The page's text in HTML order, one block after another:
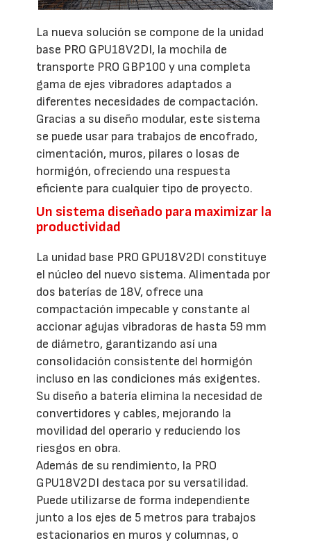
La nueva solución se compone de la unidad
base PRO GPU18V2DI, la mochila de
transporte PRO GBP100 y una completa
gama de ejes vibradores adaptados a
diferentes necesidades de compactación.
Gracias a su diseño modular, este sistema
se puede usar para trabajos de encofrado,
cimentación, muros, pilares o losas de
hormigón, ofreciendo una respuesta
eficiente para cualquier tipo de proyecto.
Un sistema diseñado para maximizar la
productividad
La unidad base PRO GPU18V2DI constituye
el núcleo del nuevo sistema. Alimentada por
dos baterías de 18V, ofrece una
compactación impecable y constante al
accionar agujas vibradoras de hasta 59 mm
de diámetro, garantizando así una
consolidación consistente del hormigón
incluso en las condiciones más exigentes.
Su diseño a batería elimina la necesidad de
convertidores y cables, mejorando la
movilidad del operario y reduciendo los
riesgos en obra.
Además de su rendimiento, la PRO
GPU18V2DI destaca por su versatilidad.
Puede utilizarse de forma independiente
junto a los ejes de 5 metros para trabajos
estacionarios en muros y columnas, o